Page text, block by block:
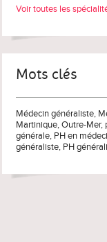
Voir toutes les
Mots clés
Médecin généraliste,
Martinique,Outre-Mer,
générale, PH en
généraliste, PH